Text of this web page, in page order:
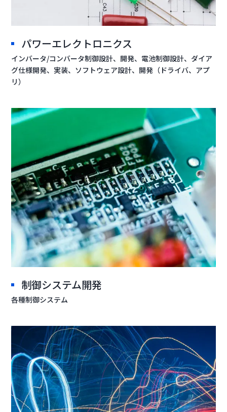
パワーエレクトロニクス
インバータ/コンバータ制御設計、開発、電池制御設計、ダイア
グ仕様開発、実装、ソフトウェア設計、開発（ドライバ、アプ
リ）
制御システム開発
各種制御システム